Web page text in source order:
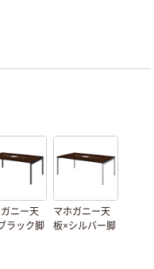
ニー天
ラック脚
マホガニー天
板×シルバー脚